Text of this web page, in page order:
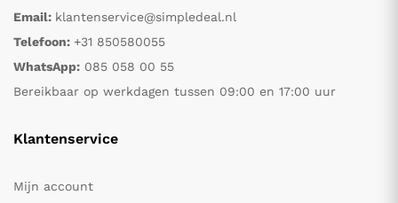
Email: klantenservice@simpledeal.nl
Telefoon: +31 850580055
WhatsApp: 085 058 00 55
Bereikbaar op werkdagen tussen 09:00 en 17:00 uur
Klantenservice
Mijn account